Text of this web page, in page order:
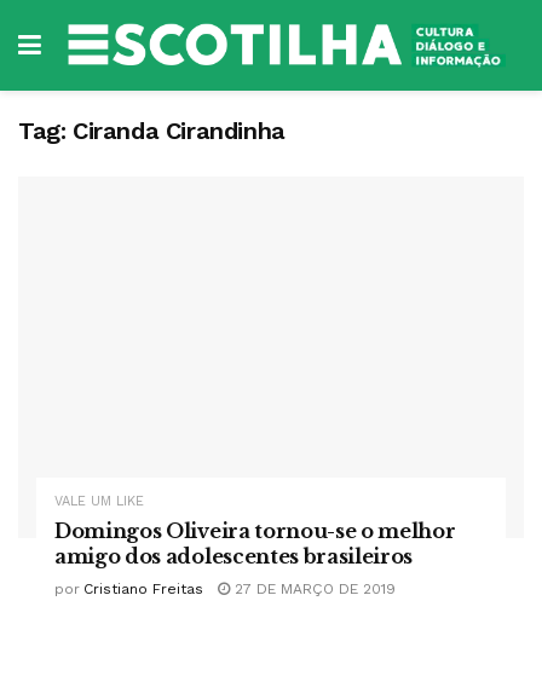
Tag: Ciranda Cirandinha
VALE UM LIKE
Domingos Oliveira tornou-se o melhor
amigo dos adolescentes brasileiros
por Cristiano Freitas 27 DE MARÇO DE 2019